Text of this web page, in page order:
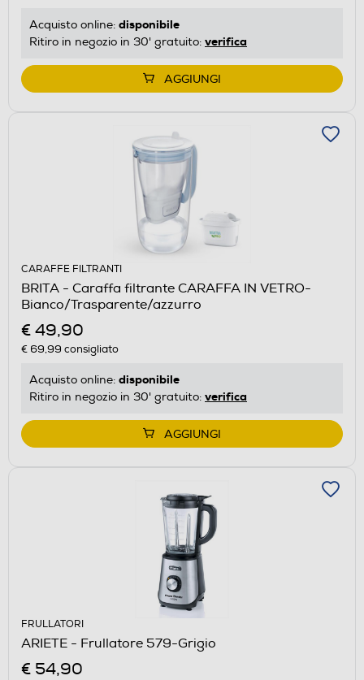
Acquisto online: disponibile
Ritiro in negozio in 30' gratuito: verifica
AGGIUNGI
CARAFFE FILTRANTI
BRITA - Caraffa filtrante CARAFFA IN VETRO-
Bianco/Trasparente/azzurro
€ 49,90
€ 69,99 consigliato
Acquisto online: disponibile
Ritiro in negozio in 30' gratuito: verifica
AGGIUNGI
FRULLATORI
ARIETE - Frullatore 579-Grigio
€ 54,90